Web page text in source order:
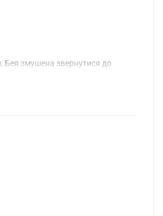
Бея змушена звернутися до
і Самсоном одразу виникає